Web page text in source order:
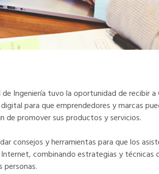
de Ingeniería tuvo la oportunidad de recibir
para que emprendedores y marcas
de promover sus productos y servicios.
consejos y herramientas para que los
combinando estrategias y técnicas
personas.